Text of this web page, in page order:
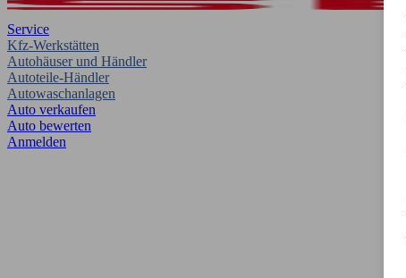
Service
Kfz-Werkstätten
Autohäuser und Händler
Autoteile-Händler
Autowaschanlagen
Auto verkaufen
Auto bewerten
Anmelden